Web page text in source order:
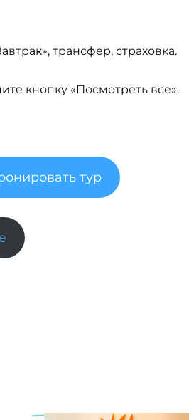
трансфер, страховка.
кнопку «Посмотреть все».
тур